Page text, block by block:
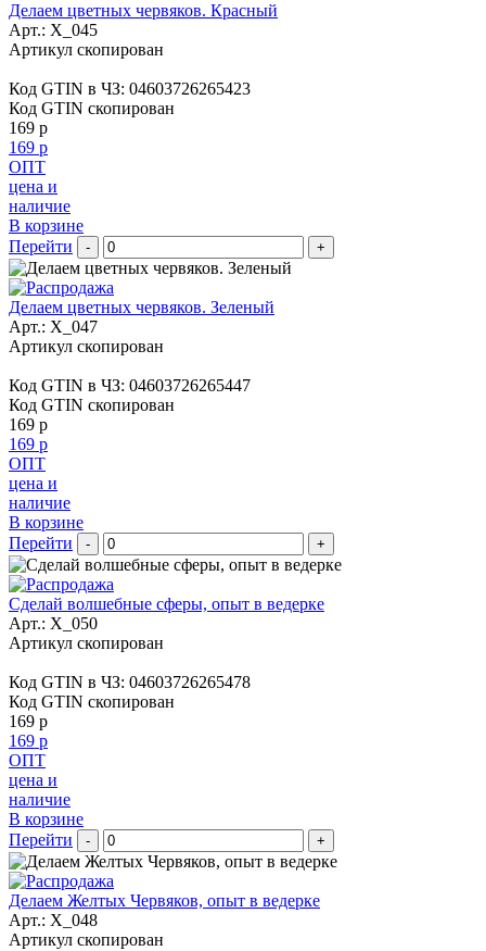
Делаем цветных червяков. Красный
Арт.: X_045
Артикул скопирован
Код GTIN в ЧЗ: 04603726265423
Код GTIN скопирован
169 р
169 р
ОПТ
цена и
наличие
В корзине
Перейти
- +
Делаем цветных червяков. Зеленый
Арт.: X_047
Артикул скопирован
Код GTIN в ЧЗ: 04603726265447
Код GTIN скопирован
169 р
169 р
ОПТ
цена и
наличие
В корзине
Перейти
- +
Сделай волшебные сферы, опыт в ведерке
Арт.: X_050
Артикул скопирован
Код GTIN в ЧЗ: 04603726265478
Код GTIN скопирован
169 р
169 р
ОПТ
цена и
наличие
В корзине
Перейти
- +
Делаем Желтых Червяков, опыт в ведерке
Арт.: X_048
Артикул скопирован